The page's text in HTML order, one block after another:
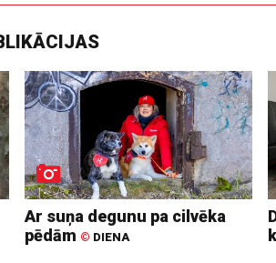
Ar suņa degunu pa cilvēka
pēdām © DIENA